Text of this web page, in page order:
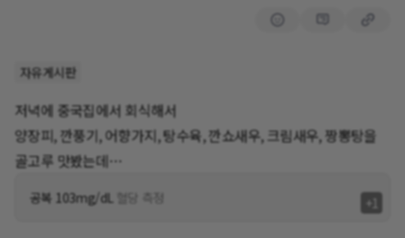
이런날은 밥 하기 너무 싫어집니다
늘상 가족들에게 하는 말
집에서 제일 더운 곳은 어디?
주방입니다
누가 여름엔 밥하면 안된다고 말려주세요
그런데 부인은 시래기의 껍질을 제거하는 것이 힘들다는 이야기를
그러나 이번에 체험하는, 보네코 유기농 미네랄 강화 시래기는 보
관하기도 편하고 보관기간도 오래보관 할 수 있어서 매우 만족합니
다.
자유게시판
저녁에 중국집에서 회식해서
양장피, 깐풍기, 어향가지, 탕수육, 깐쇼새우, 크림새우, 짱뽕탕을
골고루 맛봤는데
공복 103mg/dL 혈당 측정 +1